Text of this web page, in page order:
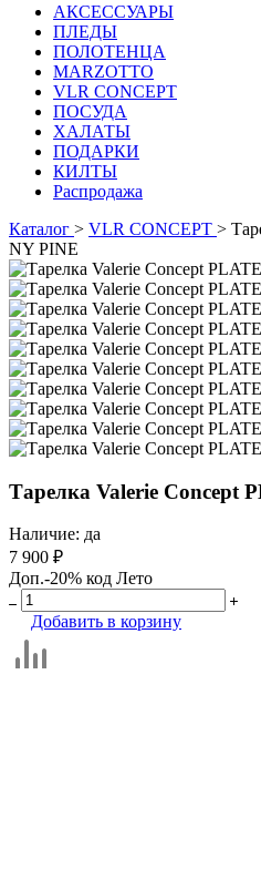
АКСЕССУАРЫ
ПЛЕДЫ
ПОЛОТЕНЦА
MARZOTTO
VLR CONCEPT
ПОСУДА
ХАЛАТЫ
ПОДАРКИ
КИЛТЫ
Распродажа
Каталог > VLR CONCEPT >
NY PINE
Тарелка Valerie Concept
Наличие: да
7 900 ₽
Доп.-20% код Лето
Добавить в корзину